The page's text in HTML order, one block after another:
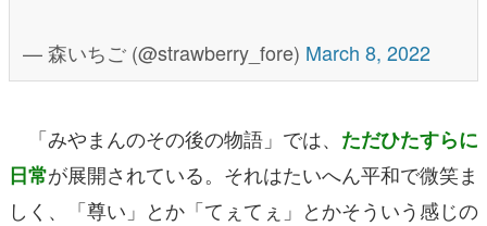
— 森いちご (@strawberry_fore) March 8, 2022
「みやまんのその後の物語」では、 ただひたすらに
日常が展開されている。それはたいへん平和で微笑ま
しく、「尊い」とか「てぇてぇ」とかそういう感じの